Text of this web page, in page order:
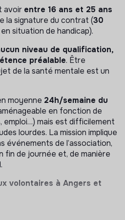
et de l’association
des temps forts de
de cohésion régional, week-
évènements locaux…)
sont possibles en lien
envies et les projets de
recherche…)
nouveaux formats
et de contenus. Tes idées
:
https://www.service-
ma-mission/sensibiliser-et-
aupres-des-
a-angers-
avoir entre 16 ans et 25 ans
la signature du contrat (30
situation de handicap).
niveau de qualification,
préalable. Être
de la santé mentale est un
moyenne 24h/semaine du
en fonction de
emploi…) mais est difficilement
lourdes. La mission implique
événements de l’association,
fin de journée et, de manière
volontaires à Angers et